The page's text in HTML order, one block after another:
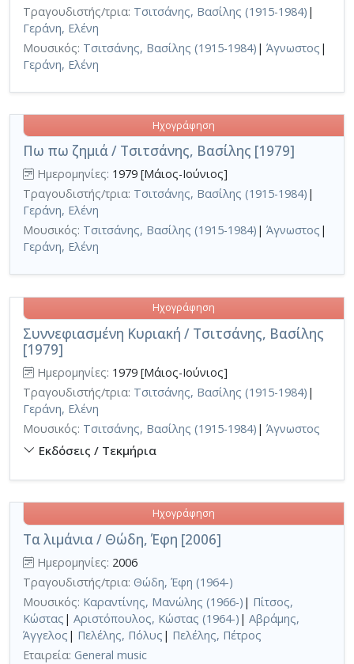
Τραγουδιστής/τρια: Τσιτσάνης, Βασίλης (1915-1984) |
Γεράνη, Ελένη
Μουσικός: Τσιτσάνης, Βασίλης (1915-1984) | Άγνωστος |
Γεράνη, Ελένη
Πω πω ζημιά / Τσιτσάνης, Βασίλης [1979]
Ηχογράφηση
Ημερομηνίες: 1979 [Μάιος-Ιούνιος]
Τραγουδιστής/τρια: Τσιτσάνης, Βασίλης (1915-1984) |
Γεράνη, Ελένη
Μουσικός: Τσιτσάνης, Βασίλης (1915-1984) | Άγνωστος |
Γεράνη, Ελένη
Συννεφιασμένη Κυριακή / Τσιτσάνης, Βασίλης
[1979]
Ηχογράφηση
Ημερομηνίες: 1979 [Μάιος-Ιούνιος]
Τραγουδιστής/τρια: Τσιτσάνης, Βασίλης (1915-1984) |
Γεράνη, Ελένη
Μουσικός: Τσιτσάνης, Βασίλης (1915-1984) | Άγνωστος
Εκδόσεις / Τεκμήρια
Τα λιμάνια / Θώδη, Έφη [2006]
Ηχογράφηση
Ημερομηνίες: 2006
Τραγουδιστής/τρια: Θώδη, Έφη (1964-)
Μουσικός: Καραντίνης, Μανώλης (1966-) | Πίτσος,
Κώστας | Αριστόπουλος, Κώστας (1964-) | Αβράμης,
Άγγελος | Πελέλης, Πόλυς | Πελέλης, Πέτρος
Εταιρεία: General music